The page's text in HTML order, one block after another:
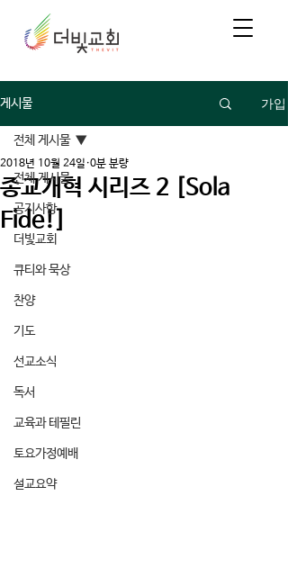
게시물 가입
전체 게시물
공지사항
더빛교회
큐티와 묵상
찬양
기도
선교소식
독서
교육과 테필린
토요가정예배
설교요약
전체 게시물
종교개혁 시리즈 2 [Sola
Fide!]
2018년 10월 24일 0분 분량